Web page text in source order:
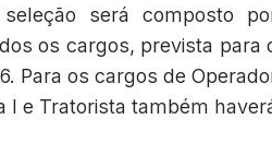
será composto
os cargos, prevista para
Para os cargos de
I e Tratorista também